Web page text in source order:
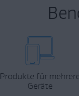
Produkte für mehrere
Geräte